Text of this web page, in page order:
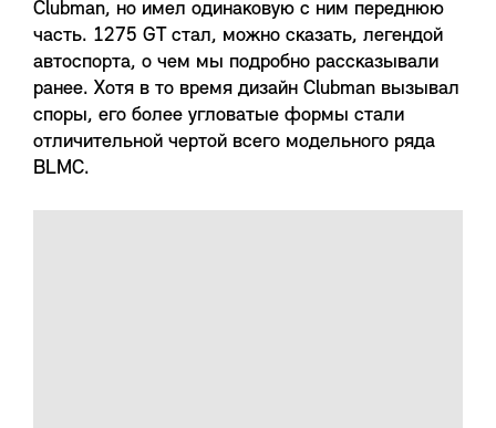
Clubman, но имел одинаковую с ним переднюю
часть. 1275 GT стал, можно сказать, легендой
автоспорта, о чем мы подробно рассказывали
ранее. Хотя в то время дизайн Clubman вызывал
споры, его более угловатые формы стали
отличительной чертой всего модельного ряда
BLMC.